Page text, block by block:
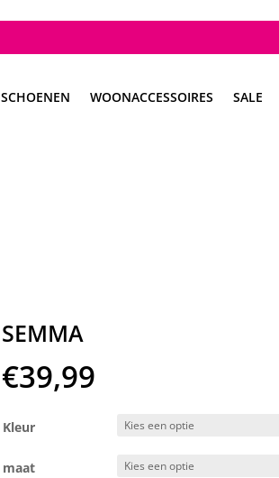
SCHOENEN WOONACCESSOIRES SALE
SEMMA
€39,99
Kleur
maat